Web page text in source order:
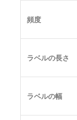
頻度
ラベルの長さ
ラベルの幅